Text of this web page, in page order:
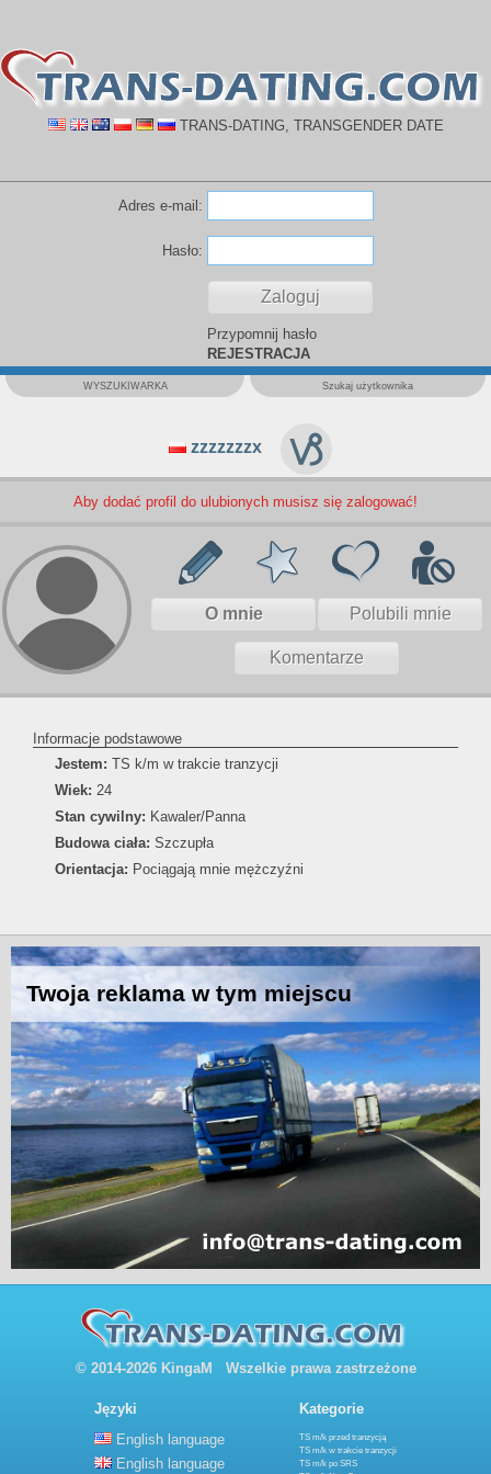
TRANS-DATING, TRANSGENDER DATE
Adres e-mail:
Hasło:
Przypomnij hasło
REJESTRACJA
WYSZUKIWARKA Szukaj użytkownika
zzzzzzzx
Aby dodać profil do ulubionych musisz się zalogować!
O mnie Polubili mnie
Komentarze
Informacje podstawowe
Jestem: TS k/m w trakcie tranzycji
Wiek: 24
Stan cywilny: Kawaler/Panna
Budowa ciała: Szczupła
Orientacja: Pociągają mnie mężczyźni
© 2014-2026 KingaM Wszelkie prawa zastrzeżone
Języki
English language
English language
Kategorie
TS m/k przed tranzycją
TS m/k w trakcie tranzycji
TS m/k po SRS